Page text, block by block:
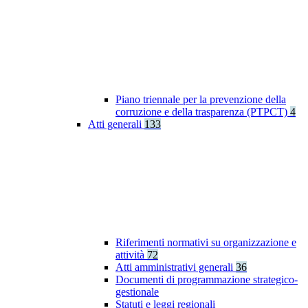
Piano triennale per la prevenzione della
corruzione e della trasparenza (PTPCT) 4
Atti generali 133
Riferimenti normativi su organizzazione e
attività 72
Atti amministrativi generali 36
Documenti di programmazione strategico-
gestionale
Statuti e leggi regionali